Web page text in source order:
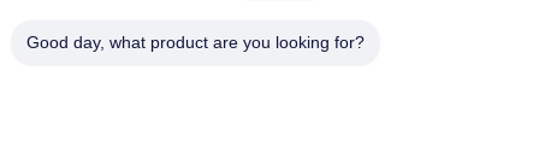
Good day, what product are you looking for?